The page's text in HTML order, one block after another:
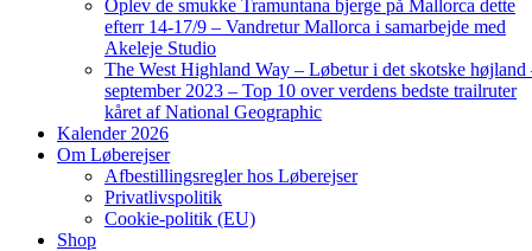
Oplev de smukke Tramuntana bjerge på Mallorca dette
efterr 14-17/9 – Vandretur Mallorca i samarbejde med
Akeleje Studio
The West Highland Way – Løbetur i det skotske højland
september 2023 – Top 10 over verdens bedste trailruter
kåret af National Geographic
Kalender 2026
Om Løberejser
Afbestillingsregler hos Løberejser
Privatlivspolitik
Cookie-politik (EU)
Shop